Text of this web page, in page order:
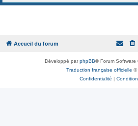
Accueil du forum
Développé parphpBB® Forum Software
Traduction française officielle ©
Confidentialité |